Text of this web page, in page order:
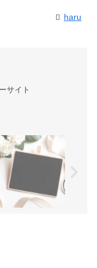
haru
サイト